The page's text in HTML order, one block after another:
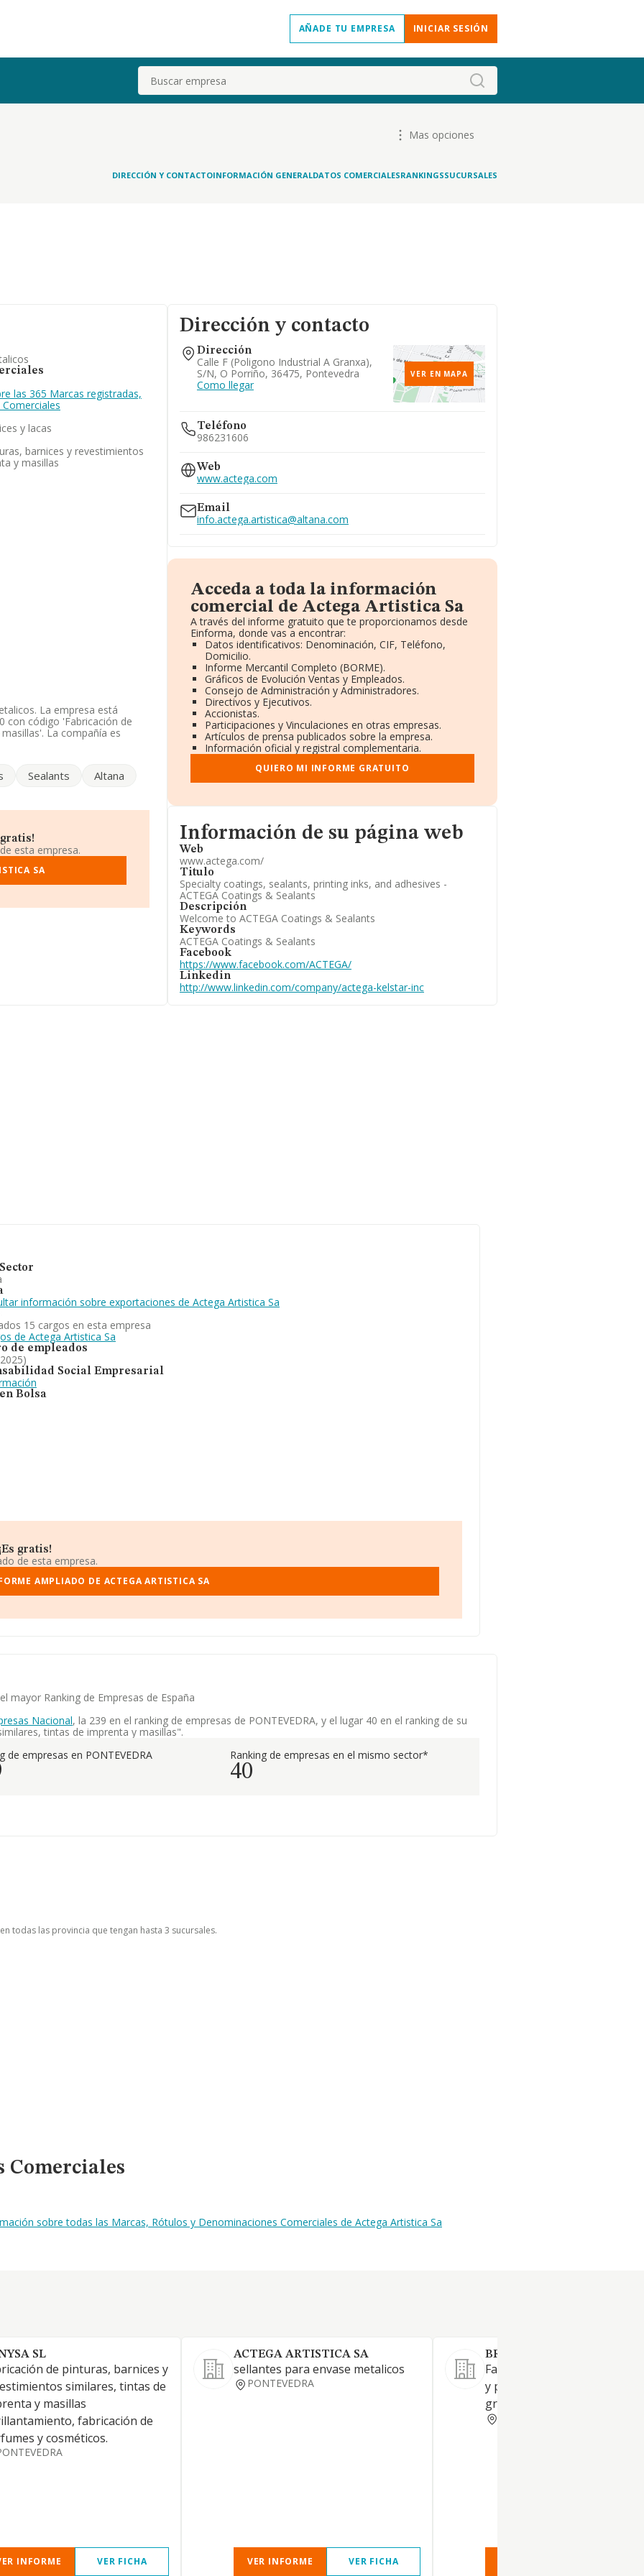
AÑADE TU EMPRESA INICIAR SESIÓN
Buscar
Mas opciones
DIRECCIÓN Y CONTACTOINFORMACIÓN GENERALDATOS COMERCIALESRANKINGSSUCURSALES
las 365 Marcas registradas,
y lacas
barnices y revestimientos
y masillas
La empresa está
con código 'Fabricación de
La compañía es
de sector.
a los niveles de
en 2025, pasando del
Anónima
Acrylicos Vallejo S.L
la posición 13.010 a 13.717,
el ranking:
encuentran empresas
al 239 en el ranking
Sealants
Altana
esta empresa.
SA
Dirección y contacto
Dirección
Calle F (poligono Industrial A Granxa),
S/n, O Porriño, 36475, Pontevedra
Como llegar
VER EN MAPA
Teléfono
986231606
Web
www.actega.com
Email
info.actega.artistica@altana.com
Acceda a toda la información
comercial de Actega Artistica Sa
A través del informe gratuito que te proporcionamos desde
Einforma, donde vas a encontrar:
Datos identificativos: Denominación, CIF, Teléfono,
Domicilio.
Informe Mercantil Completo (BORME).
Gráficos de Evolución Ventas y Empleados.
Consejo de Administración y Administradores.
Directivos y Ejecutivos.
Accionistas.
Participaciones y Vinculaciones en otras empresas.
Artículos de prensa publicados sobre la empresa.
Información oficial y registral complementaria.
QUIERO MI INFORME GRATUITO
Informacion de su página web
Información de su página web
Web
www.actega.com/
Titulo
Specialty coatings, sealants, printing inks, and adhesives -
ACTEGA Coatings & Sealants
Descripción
Welcome to ACTEGA Coatings & Sealants
Keywords
ACTEGA Coatings & Sealants
Facebook
https://www.facebook.com/ACTEGA/
Linkedin
http://www.linkedin.com/company/actega-kelstar-inc
información sobre exportaciones de Actega Artistica Sa
15 cargos en esta empresa
de Actega Artistica Sa
de empleados
Social Empresarial
Bolsa
gratis!
de esta empresa.
AMPLIADO DE ACTEGA ARTISTICA SA
mayor Ranking de Empresas de España
Nacional, la 239 en el ranking de empresas de PONTEVEDRA, y el lugar 40 en el ranking de su
tintas de imprenta y masillas".
de empresas en PONTEVEDRA Ranking de empresas en el mismo sector*
40
todas las provincia que tengan hasta 3 sucursales.
Comerciales
sobre todas las Marcas, Rótulos y Denominaciones Comerciales de Actega Artistica Sa
SL
de pinturas, barnices y
similares, tintas de
y masillas
fabricación de
y cosméticos.
INFORME VER FICHA
ACTEGA ARTISTICA SA
sellantes para envase metalicos
PONTEVEDRA
VER INFORME VER FICHA
BRIGAL SA
Fabricación y distribución de
y productos para las artes
gráficas.